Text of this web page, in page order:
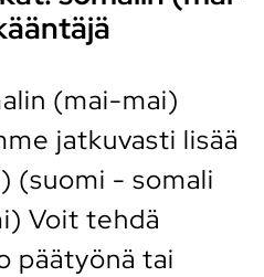
(mai-mai)
jatkuvasti lisää
(suomi - somali
Voit tehdä
päätyönä tai